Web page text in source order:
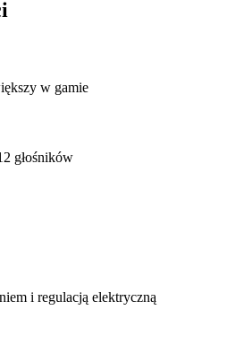
w gamie
głośników
i regulacją elektryczną